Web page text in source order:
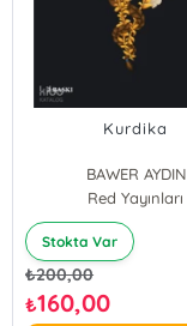
Kurdika
BAWER AYDIN
Red Yayınları
Stokta Var
₺200,00
₺160,00